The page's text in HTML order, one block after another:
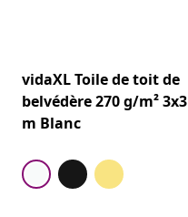
vidaXL Toile de toit de
belvédère 270 g/m² 3x3
m Blanc